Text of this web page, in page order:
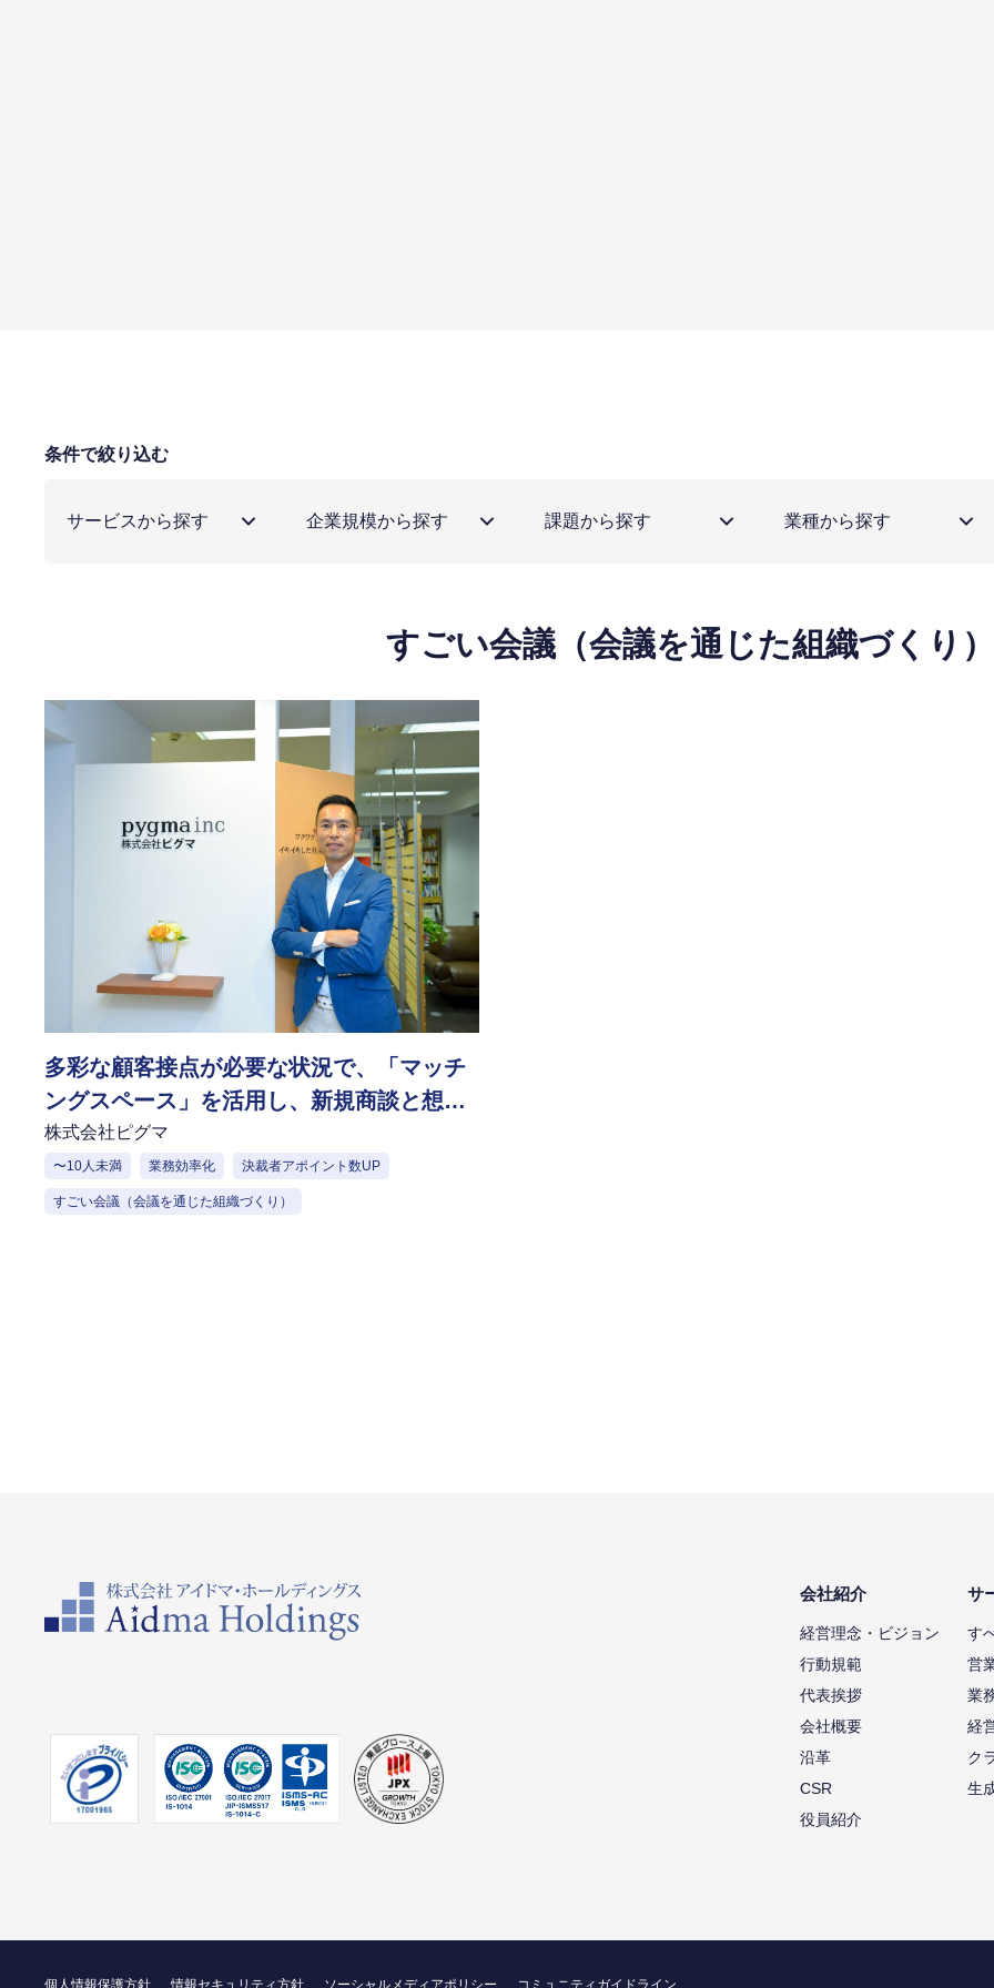
条件で絞り込む
サービスから探す 企業規模から探す 課題から探す 業種から探す
すごい会議（会議を通じた組織づくり
多彩な顧客接点が必要な状況で、「マッチ
ングスペース」を活用し、新規商談と想定
の5倍以上の粗利を獲得
株式会社ピグマ
〜10人未満 業務効率化 決裁者アポイント数UP
すごい会議（会議を通じた組織づくり）
会社紹介
経営理念・ビジョン
行動規範
代表挨拶
会社概要
沿革
CSR
役員紹介
サ
す
営
業
経
ク
生